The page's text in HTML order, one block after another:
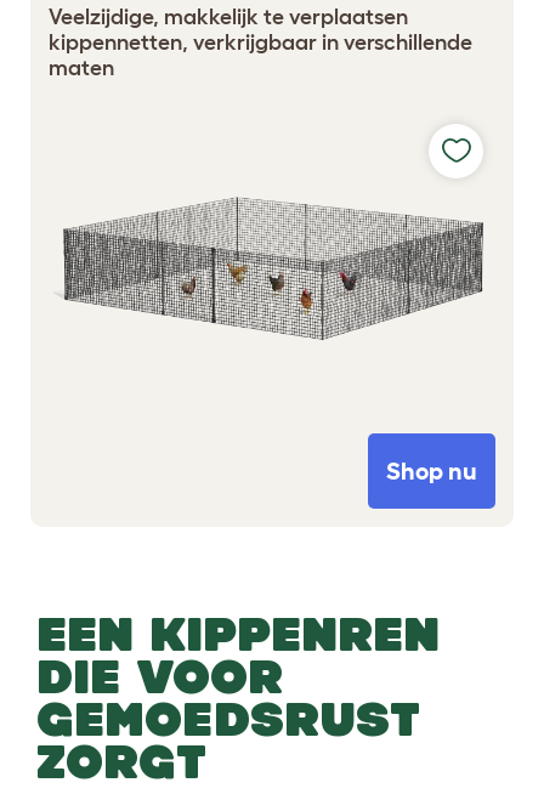
Veelzijdige, makkelijk te verplaatsen
kippennetten, verkrijgbaar in verschillende
maten
Shop nu
EEN KIPPENREN
DIE VOOR
GEMOEDSRUST
ZORGT